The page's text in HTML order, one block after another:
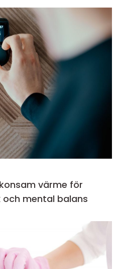
värme för
mental balans